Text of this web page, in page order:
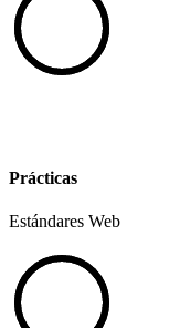
Prácticas
Estándares Web